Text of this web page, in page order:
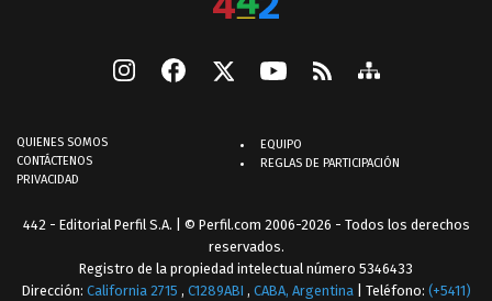
QUIENES SOMOS
CONTÁCTENOS
PRIVACIDAD
EQUIPO
REGLAS DE PARTICIPACIÓN
442 - Editorial Perfil S.A. | © Perfil.com 2006-2026 - Todos los derechos
reservados.
Registro de la propiedad intelectual número 5346433
Dirección: California 2715 , C1289ABI , CABA, Argentina | Teléfono: (+5411)